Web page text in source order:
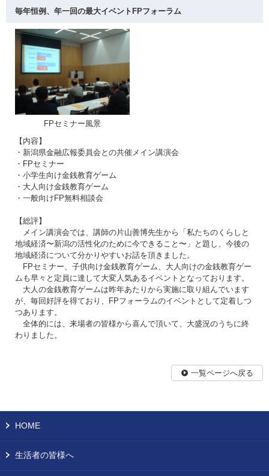
毎年恒例、年一回の最大イベントFPフォーラム
FPセミナー風景
【内容】
・新潟県金融広報委員会との共催メイン講演会
・FPセミナー
・小学生向け金銭教育ゲーム
・大人向け金銭教育ゲーム
・一般向けFP無料相談会
【総評】
メイン講演会では、講師の片山善博先生から「私たちのくらしと
地域経済〜新潟の活性化のために今できること〜」と題し、今後の
地域経済について分かりやすいお話を頂きました。
FPセミナー、子供向け金銭教育ゲーム、大人向けの金銭教育ゲー
ムも早々と定員に達して大変人気あるイベントとなっております。
大人の金銭教育ゲームは昨年あたりから実施に取り組んでいます
が、毎回好評を得ており、FPフォーラムのイベントとして定着しつ
つあります。
全体的には、来場者の皆様から喜んで頂いて、大盛況のうちに終
わりました。
一覧ページへ戻る
HOME
生活者の皆様へ